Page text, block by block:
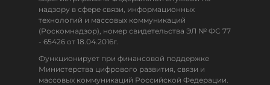
надзору в сфере связи, информационных
технологий и массовых коммуникаций
(Роскомнадзор), номер свидетельства ЭЛ № ФС 77
- 65426 от 18.04.2016г.
Функционирует при финансовой поддержке
Министерства цифрового развития, связи и
массовых коммуникаций Российской Федерации.